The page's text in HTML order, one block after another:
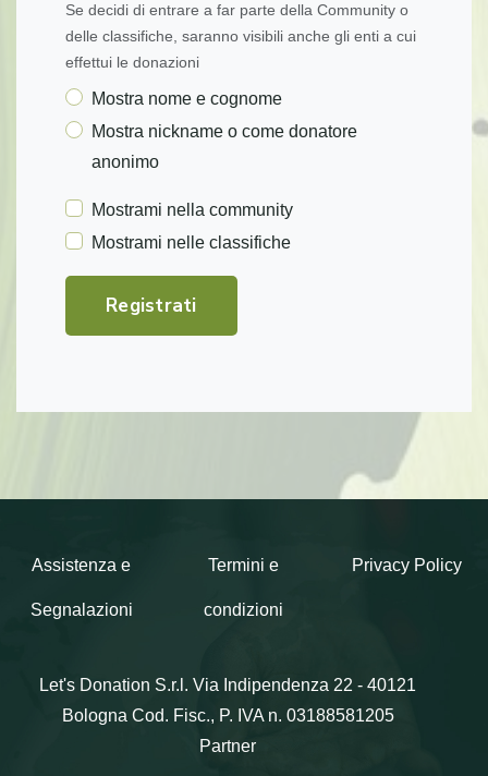
Se decidi di entrare a far parte della Community o
delle classifiche, saranno visibili anche gli enti a cui
effettui le donazioni
Mostra nome e cognome
Mostra nickname o come donatore
anonimo
Mostrami nella community
Mostrami nelle classifiche
Registrati
Assistenza e
Segnalazioni
Termini e
condizioni
Privacy Policy
Let's Donation S.r.l. Via Indipendenza 22 - 40121
Bologna Cod. Fisc., P. IVA n. 03188581205
Partner